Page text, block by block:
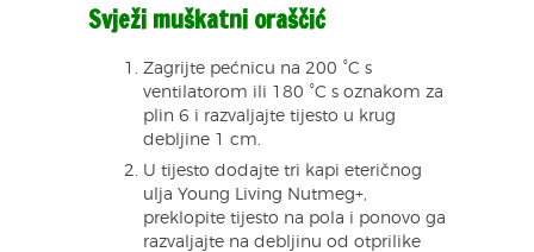
Svježi muškatni oraščić
Zagrijte pećnicu na 200 °C s
ventilatorom ili 180 °C s oznakom za
plin 6 i razvaljajte tijesto u krug
debljine 1 cm.
U tijesto dodajte tri kapi eteričnog
ulja Young Living Nutmeg+,
preklopite tijesto na pola i ponovo ga
razvaljajte na debljinu od otprilike